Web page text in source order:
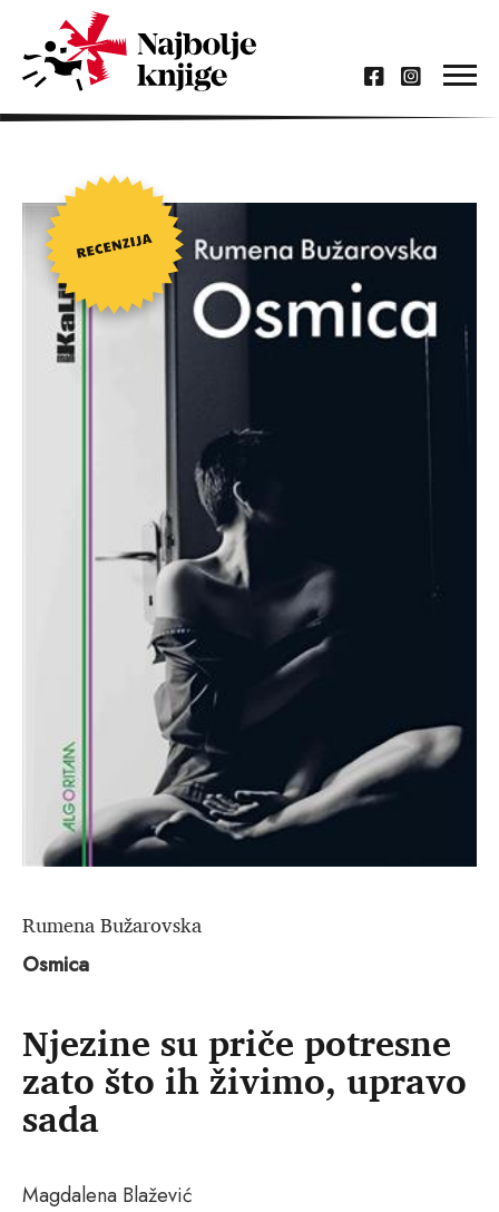
Rumena Bužarovska
Osmica
Njezine su priče potresne
zato što ih živimo, upravo
sada
Magdalena Blažević